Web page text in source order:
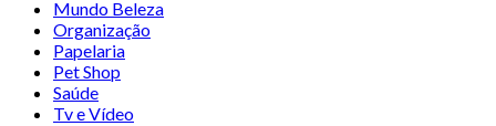
Mundo Beleza
Organização
Papelaria
Pet Shop
Saúde
Tv e Vídeo